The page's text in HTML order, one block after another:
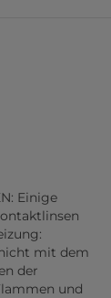
Einige
mit dem
der
und